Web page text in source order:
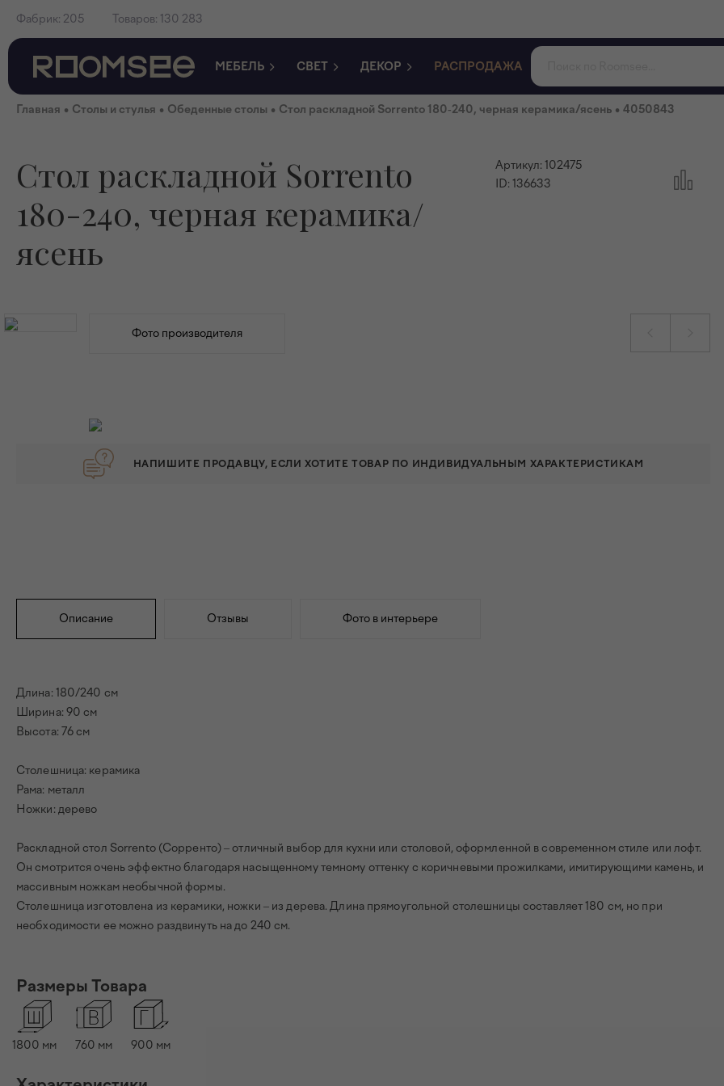
Фабрик: 205 Товаров: 130 283
МЕБЕЛЬ СВЕТ ДЕКОР РАСПРОДАЖА
Главная • Столы и стулья • Обеденные столы • Стол раскладной Sorrento 180-240, черная керамика/ясень • 4050843
Стол раскладной Sorrento
180-240, черная керамика/
ясень
Артикул: 102475
ID: 136633
Фото производителя
НАПИШИТЕ ПРОДАВЦУ, ЕСЛИ ХОТИТЕ ТОВАР ПО ИНДИВИДУАЛЬНЫМ ХАРАКТЕРИСТИКАМ
Описание Отзывы Фото в интерьере
Длина: 180/240 см
Ширина: 90 см
Высота: 76 см
Столешница: керамика
Рама: металл
Ножки: дерево
Раскладной стол Sorrento (Сорренто) – отличный выбор для кухни или столовой, оформленной в современном стиле или лофт.
Он смотрится очень эффектно благодаря насыщенному темному оттенку с коричневыми прожилками, имитирующими камень, и
массивным ножкам необычной формы.
Столешница изготовлена из керамики, ножки – из дерева. Длина прямоугольной столешницы составляет 180 см, но при
необходимости ее можно раздвинуть на до 240 см.
Размеры Товара
1800 мм 760 мм 900 мм